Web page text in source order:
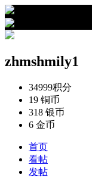
zhmshmily1
34999积分
19 铜币
318 银币
6 金币
首页
看帖
发帖